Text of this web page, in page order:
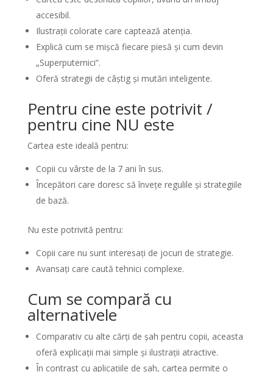
accesibil.
Ilustrații colorate care captează atenția.
Explică cum se mișcă fiecare piesă și cum devin
„Superputernici”.
Oferă strategii de câștig și mutări inteligente.
Pentru cine este potrivit /
pentru cine NU este
Cartea este ideală pentru:
Copii cu vârste de la 7 ani în sus.
Începători care doresc să învețe regulile și strategiile
de bază.
Nu este potrivită pentru:
Copii care nu sunt interesați de jocuri de strategie.
Avansați care caută tehnici complexe.
Cum se compară cu
alternativele
Comparativ cu alte cărți de șah pentru copii, aceasta
oferă explicații mai simple și ilustrații atractive.
În contrast cu aplicațiile de șah, cartea permite o